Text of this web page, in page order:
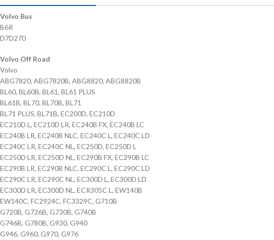
Volvo Bus
B6R
D7D270
Volvo Off Road
Volvo
ABG7820, ABG7820B, ABG8820, ABG8820B
BL60, BL60B, BL61, BL61 PLUS
BL61B, BL70, BL70B, BL71
BL71 PLUS, BL71B, EC200D, EC210D
EC210D L, EC210D LR, EC240B FX, EC240B LC
EC240B LR, EC240B NLC, EC240C L, EC240C LD
EC240C LR, EC240C NL, EC250D, EC250D L
EC250D LR, EC250D NL, EC290B FX, EC290B LC
EC290B LR, EC290B NLC, EC290C L, EC290C LD
EC290C LR, EC290C NL, EC300D L, EC300D LD
EC300D LR, EC300D NL, ECR305C L, EW140B
EW140C, FC2924C, FC3329C, G710B
G720B, G726B, G730B, G740B
G746B, G780B, G930, G940
G946, G960, G970, G976